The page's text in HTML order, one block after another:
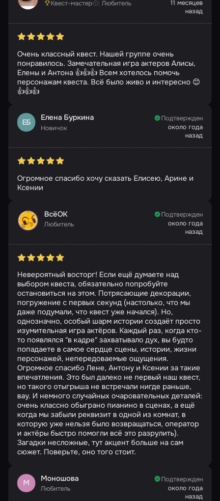
Квест-мастер Любитель
11 месяцев
назад
Очень классный квест. Нашей группе очень
понравилось. Замечательная игра актеров Алисы,
Елены и Антона 👍👍👍 Всем хотелось помочь
персонажам квеста. Всё было живо и интересно 😊
👍👍👍
ЕБ Елена Буркина
Новичок
Подтвержден
около года
назад
Огромное спасибо хочу сказать Елисею, Арине и
Ксении
ВсёОК
Любитель
Подтвержден
около года
назад
Невероятный восторг! Если ещё думаете над
выбором квеста, обязательно попробуйте
остановиться на этом. Потрясающие декорации,
погружение с первых секунд (настолько, что мы
даже подумали, что квест уже начался). Но,
однозначно, особый шарм истории создаёт просто
изумительная игра актёров. Каждый раз, когда кто-
то появлялся "в кадре" захватывало дух, вы будто
попадаете в самое сердце сцены, истории, жизни
персонажей, непередоваемые ощущения.
Огромное спасибо Лене, Антону и Ксении за такие
впечатления. Это был далеко не первый наш квест,
но такого отыгрыша не встречали нигде раньше,
вау. И немного случайных очаровательных деталей:
очень классно обыграно пианино в сценах, а ещё
когда мы забыли реквизит в одной из комнат, в
которую уже нельзя было возвращаться, оператор
и актёры быстро помогли всё это разрулить).
Загадки несложные, тут акцент больше на сам
сюжет. Поверьте, оно того стоит.
М Моношова
Любитель
Подтвержден
около года
назад